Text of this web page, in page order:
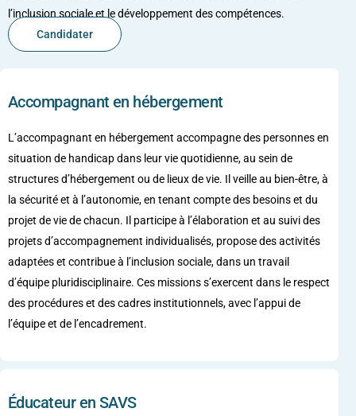
l’inclusion sociale et le développement des compétences.
Candidater
Accompagnant en hébergement
L’accompagnant en hébergement accompagne des personnes en
situation de handicap dans leur vie quotidienne, au sein de
structures d’hébergement ou de lieux de vie. Il veille au bien-être, à
la sécurité et à l’autonomie, en tenant compte des besoins et du
projet de vie de chacun. Il participe à l’élaboration et au suivi des
projets d’accompagnement individualisés, propose des activités
adaptées et contribue à l’inclusion sociale, dans un travail
d’équipe pluridisciplinaire. Ces missions s’exercent dans le respect
des procédures et des cadres institutionnels, avec l’appui de
l’équipe et de l’encadrement.
Éducateur en SAVS